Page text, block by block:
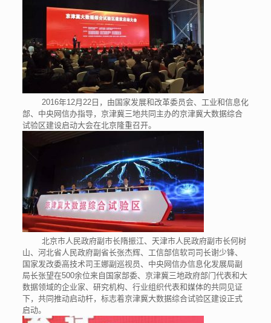
2016年12月22日，由国家发展和改革委员会、工业和信息化
部、中央网信办指导，京津冀三地共同主办的京津冀大数据综合
试验区建设启动大会在北京隆重召开。
北京市人民政府副市长隋振江、天津市人民政府副市长何树
山、河北省人民政府副省长张杰辉、工信部信软司司长谢少锋、
国家发改委高技术司王娜副巡视员、中央网信办信息化发展局副
局长张望在500余位来自国家部委、京津冀三地政府部门代表和大
数据领域的企业家、研究机构、行业组织代表和媒体的共同见证
下，共同推动启动杆，标志着京津冀大数据综合试验区建设正式
启动。